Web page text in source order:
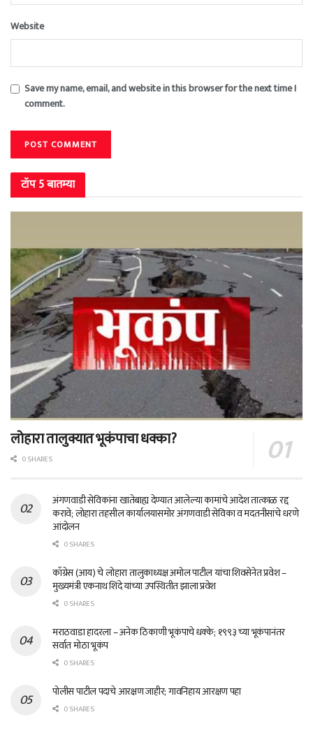
Website
Save my name, email, and website in this browser for the next time I
comment.
टॉप 5 बातम्या
लोहारा तालुक्यात भूकंपाचा धक्का?
0 SHARES
अंगणवाडी सेविकांना खातेबाह्य देण्यात आलेल्या कामांचे आदेश तात्काळ रद्द
करावे; लोहारा तहसील कार्यालयासमोर अंगणवाडी सेविका व मदतनीसांचे धरणे
आंदोलन
0 SHARES
काँग्रेस (आय) चे लोहारा तालुकाध्यक्ष अमोल पाटील यांचा शिवसेनेत प्रवेश –
मुख्यमंत्री एकनाथ शिंदे यांच्या उपस्थितीत झाला प्रवेश
0 SHARES
मराठवाडा हादरला – अनेक ठिकाणी भूकंपाचे धक्के; १९९३ च्या भूकंपानंतर
सर्वात मोठा भूकंप
0 SHARES
पोलीस पाटील पदाचे आरक्षण जाहीर; गावनिहाय आरक्षण पहा
0 SHARES